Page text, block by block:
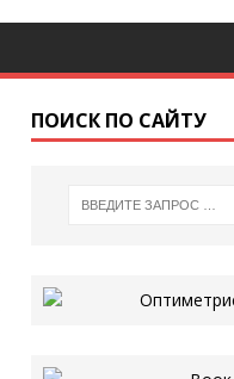
ПОИСК ПО САЙТУ